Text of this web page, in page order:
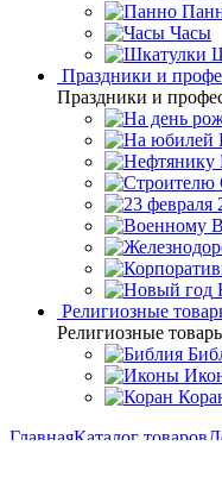
Часы
Праздники и
Праздники и
Религиозные
Религиозные
ГлавнаяКаталог товаров